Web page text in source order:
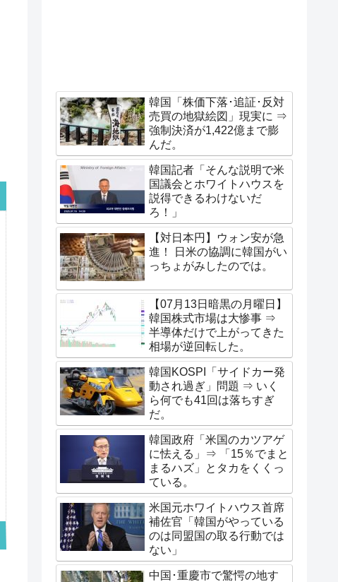
韓国「株価下落･追証･反対
売買の地獄絵図」現実に ⇒
強制決済が1,422億まで膨
んだ。
韓国記者「そんな説明で米
国議会とホワイトハウスを
説得できるわけないだ
ろ！」
【対日本円】ウォン安が急
進！ 日米の協調に韓国がい
っちょがみしたのでは。
【07月13日暗黒の月曜日】
韓国株式市場は大惨事 ⇒
半導体だけで上がってきた
相場が逆回転した。
韓国KOSPI「サイドカー発
動され過ぎ」問題 ⇒ いく
ら何でも41回は落ちすぎ
だ。
韓国政府「米国のカツアゲ
に怯える」⇒ 「15％でまと
まるハズ」とタカをくくっ
ている。
米国元ホワイトハウス首席
補佐官「韓国がやっている
のは同盟国の取る行動では
ない」
中国･重慶市で驚愕の地す